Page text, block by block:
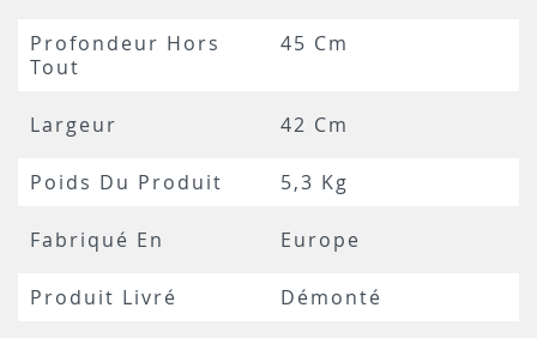
Profondeur Hors
Tout
45 Cm
Largeur 42 Cm
Poids Du Produit 5,3 Kg
Fabriqué En Europe
Produit Livré Démonté